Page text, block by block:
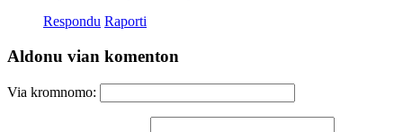
Respondu Raporti
Aldonu vian komenton
Via kromnomo: